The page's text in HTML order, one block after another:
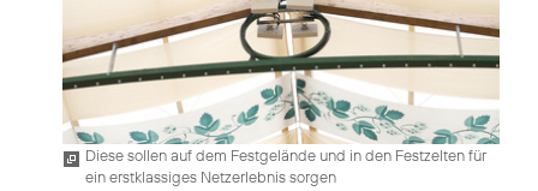
Diese sollen auf dem Festgelände und in den Festzelten für
ein erstklassiges Netzerlebnis sorgen